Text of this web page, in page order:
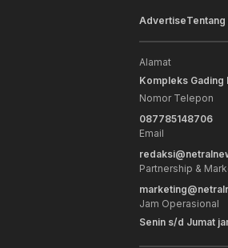
AdvertiseTentang
Alamat
Kompleks Gading
Nomor Telepon
087785148706
Email
Partnership &
Jam Operasional
Senin s/d Jumat